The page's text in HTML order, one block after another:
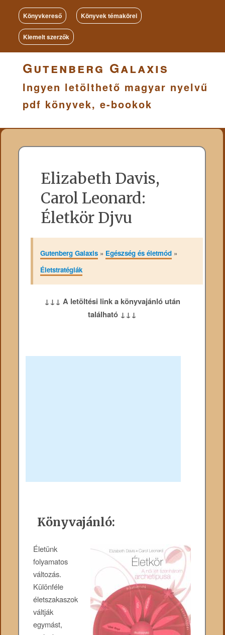
Könyvkereső Könyvek témakörei
Kiemelt szerzők
Gutenberg Galaxis
Ingyen letölthető magyar nyelvű
pdf könyvek, e-bookok
Elizabeth Davis,
Carol Leonard:
Életkör Djvu
Gutenberg Galaxis» Egészség és életmód»
Életstratégiák
↓↓↓ A letöltési link a könyvajánló után
található ↓↓↓
Könyvajánló:
Életünk
folyamatos
változás.
Különféle
életszakaszok
váltják
egymást,